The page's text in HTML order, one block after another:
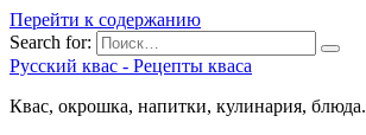
Перейти к содержанию
Search for:
Русский квас - Рецепты кваса
Квас, окрошка, напитки, кулинария, блюда.